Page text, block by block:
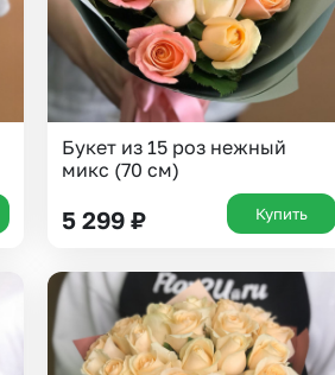
Букет из 15 роз нежный
микс (70 см)
5 299 ₽ Купить